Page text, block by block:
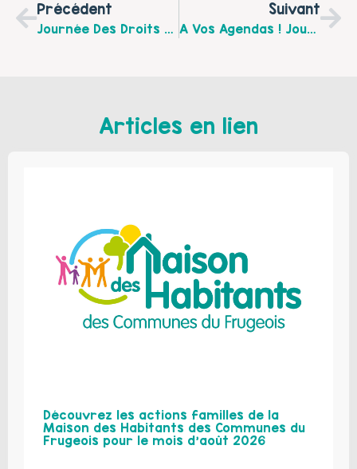
Précédent
Journée Des Droits De L’enfant Le 21 Novembre 2018 Sur Boulogne-Sur-Mer
Suivant
A Vos Agendas ! Journée Départementale Du Réseau Parentalité 62 – Mardi 22 Janvier 2019 À Béthune
Articles en lien
Découvrez les actions familles de la
Maison des Habitants des Communes du
Frugeois pour le mois d’août 2026